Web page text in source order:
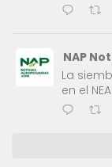
NAP
La
en el